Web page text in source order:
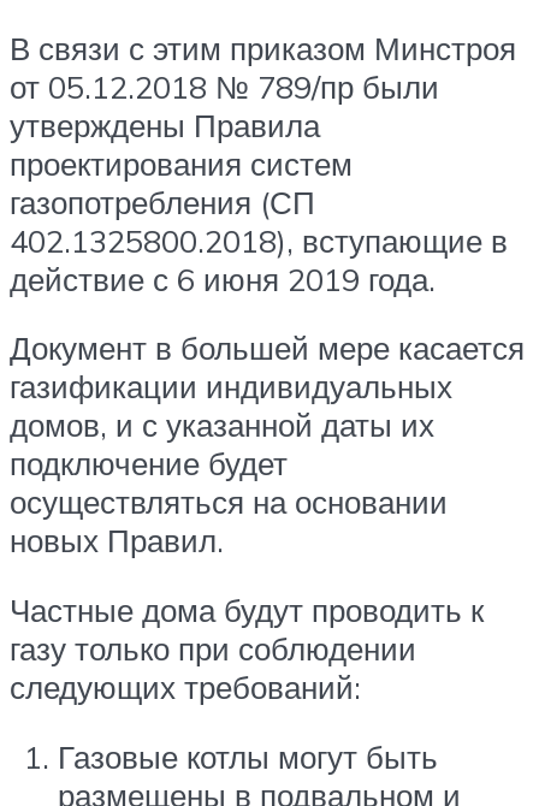
В связи с этим приказом Минстроя
от 05.12.2018 № 789/пр были
утверждены Правила
проектирования систем
газопотребления (СП
402.1325800.2018), вступающие в
действие с 6 июня 2019 года.
Документ в большей мере касается
газификации индивидуальных
домов, и с указанной даты их
подключение будет
осуществляться на основании
новых Правил.
Частные дома будут проводить к
газу только при соблюдении
следующих требований:
Газовые котлы могут быть
размещены в подвальном и